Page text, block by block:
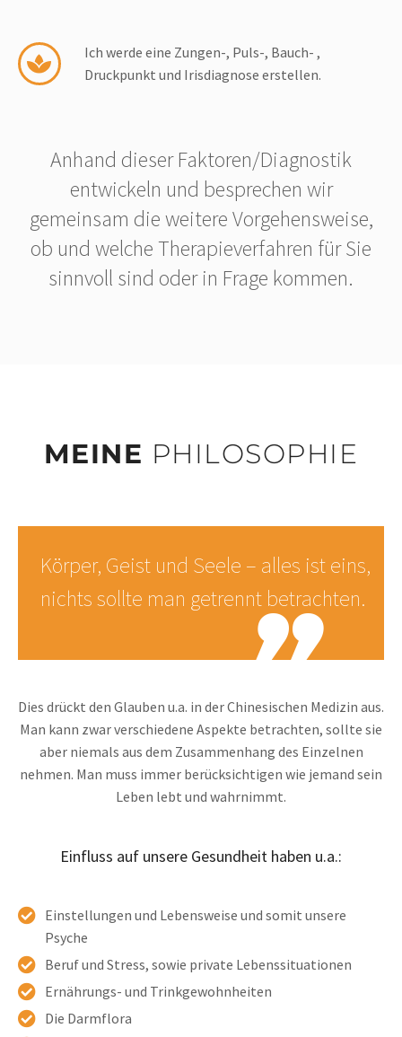
Ich werde eine Zungen-, Puls-, Bauch- ,
Druckpunkt und Irisdiagnose erstellen.
Anhand dieser Faktoren/Diagnostik
entwickeln und besprechen wir
gemeinsam die weitere Vorgehensweise,
ob und welche Therapieverfahren für Sie
sinnvoll sind oder in Frage kommen.
MEINE PHILOSOPHIE
Körper, Geist und Seele – alles ist eins,
nichts sollte man getrennt betrachten.
Dies drückt den Glauben u.a. in der Chinesischen Medizin aus.
Man kann zwar verschiedene Aspekte betrachten, sollte sie
aber niemals aus dem Zusammenhang des Einzelnen
nehmen. Man muss immer berücksichtigen wie jemand sein
Leben lebt und wahrnimmt.
Einfluss auf unsere Gesundheit haben u.a.:
Einstellungen und Lebensweise und somit unsere
Psyche
Beruf und Stress, sowie private Lebenssituationen
Ernährungs- und Trinkgewohnheiten
Die Darmflora